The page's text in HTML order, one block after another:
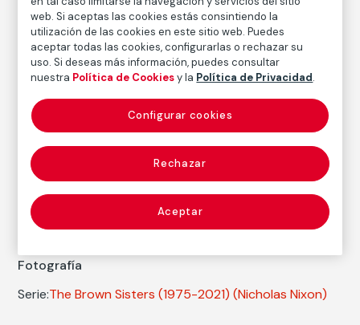
FM003147
Fecha
2021/2021
Inscripción/Leyenda
Firmado, titulado, fechado y numerado a lápiz en el
reverso 5/50
Autor
Nacimiento: Detroit, 1947
Fotografía
Serie:The Brown Sisters (1975-2021) (Nicholas Nixon)
web. Si aceptas las cookies estás consintiendo la
utilización de las cookies en este sitio web. Puedes
aceptar todas las cookies, configurarlas o rechazar su
uso. Si deseas más información, puedes consultar
nuestra Política de Cookiesy la Política de Privacidad.
Rechazar
Aceptar
Configurar cookies